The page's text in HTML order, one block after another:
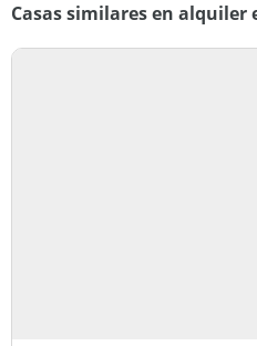
Casas similares en alquiler